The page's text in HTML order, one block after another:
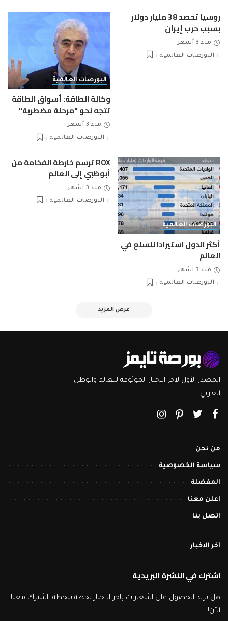
روسيا تحصد 38 مليار دولار
بسبب حرب إيران
منذ 3 أشهر
البورصات العالمية
البورصات العالمية
وكالة الطاقة: أسواق الطاقة
تتجه نحو "مرحلة مضطربة"
منذ 3 أشهر
البورصات العالمية
البورصات العالمية
أكثر الدول استيرادا للسلع في
العالم
منذ 3 أشهر
البورصات العالمية
ROX ترسم خارطة الفخامة من
أبوظبي إلى العالم
منذ 3 أشهر
البورصات العالمية
عرض المزيد
المصدر الأول لاخر الاخبار الموثوقة للعالم والوطن
العربي.
من نحن
سياسة الخصوصية
المفضلة
اعلن معنا
اتصل بنا
اخر الاخبار
اشترك في النشرة البريدية
هل تريد الحصول على اشعارات بآخر الاخبار لحظة بلحظة، اشترك معنا
الآن!